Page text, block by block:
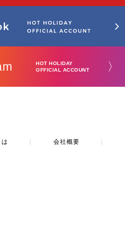
HOT HOLIDAY
OFFICIAL ACCOUNT
〉
会社概要